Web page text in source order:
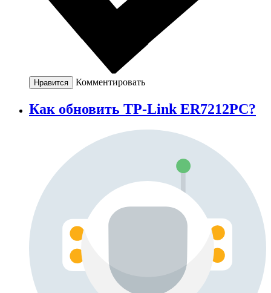
Нравится Комментировать
Как обновить TP-Link ER7212PC?